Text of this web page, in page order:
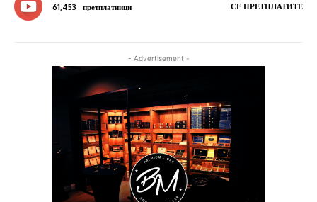
61,453 претплатници СЕ ПРЕТПЛАТИТЕ
- Advertisement -